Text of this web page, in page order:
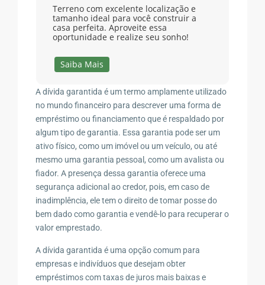
Terreno com excelente localização e
tamanho ideal para você construir a
casa perfeita. Aproveite essa
oportunidade e realize seu sonho!
Saiba Mais
A dívida garantida é um termo amplamente utilizado
no mundo financeiro para descrever uma forma de
empréstimo ou financiamento que é respaldado por
algum tipo de garantia. Essa garantia pode ser um
ativo físico, como um imóvel ou um veículo, ou até
mesmo uma garantia pessoal, como um avalista ou
fiador. A presença dessa garantia oferece uma
segurança adicional ao credor, pois, em caso de
inadimplência, ele tem o direito de tomar posse do
bem dado como garantia e vendê-lo para recuperar o
valor emprestado.
A dívida garantida é uma opção comum para
empresas e indivíduos que desejam obter
empréstimos com taxas de juros mais baixas e